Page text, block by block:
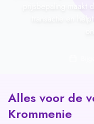
prijsbepaling maakt
transactie en
Alles voor de
Krommenie